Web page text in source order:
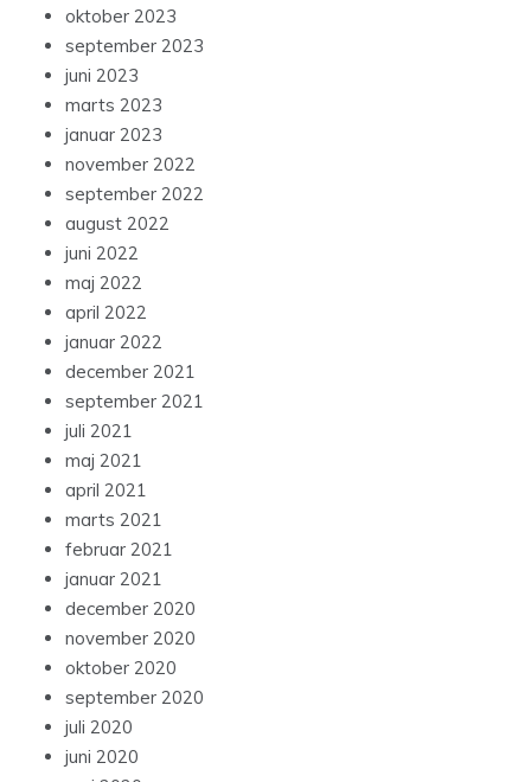
oktober 2023
september 2023
juni 2023
marts 2023
januar 2023
november 2022
september 2022
august 2022
juni 2022
maj 2022
april 2022
januar 2022
december 2021
september 2021
juli 2021
maj 2021
april 2021
marts 2021
februar 2021
januar 2021
december 2020
november 2020
oktober 2020
september 2020
juli 2020
juni 2020